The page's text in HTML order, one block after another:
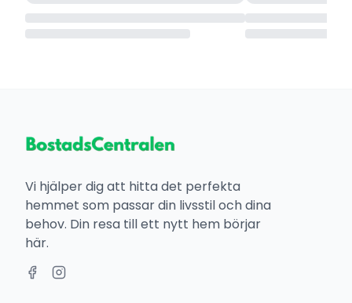
Vi hjälper dig att hitta det perfekta
hemmet som passar din livsstil och dina
behov. Din resa till ett nytt hem börjar
här.